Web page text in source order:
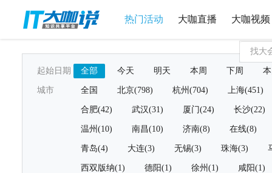
热门活动 大咖直播 大咖视频
起始日期 全部 今天 明天 本周 下周
城市 全国 北京(798) 杭州(704) 上海(451)
合肥(42) 武汉(31) 厦门(24) 长沙(22)
温州(10) 南昌(10) 济南(8) 在线(8)
青岛(4) 大连(3) 无锡(3) 珠海(3)
西双版纳(1) 德阳(1) 徐州(1) 咸阳(1)